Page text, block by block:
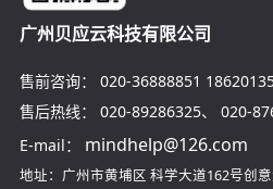
广州贝应云科技有限公司
售前咨询： 020-36888851
售后热线：
020-89286325、 020-
E-mail：
mindhelp@126.com
地址：广州市黄埔区 科学大道162号创